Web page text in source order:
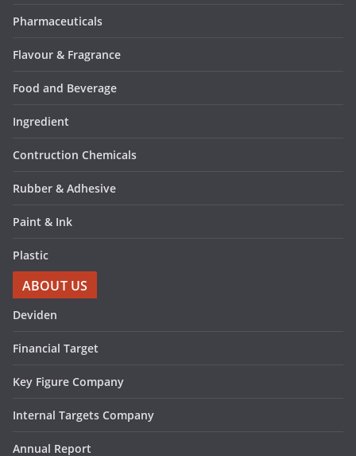
Pharmaceuticals
Flavour & Fragrance
Food and Beverage
Ingredient
Contruction Chemicals
Rubber & Adhesive
Paint & Ink
Plastic
ABOUT US
Deviden
Financial Target
Key Figure Company
Internal Targets Company
Annual Report